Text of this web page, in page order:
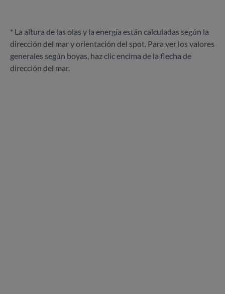
* La altura de las olas y la energía están calculadas según la
dirección del mar y orientación del spot. Para ver los valores
generales según boyas, haz clic encima de la flecha de
dirección del mar.